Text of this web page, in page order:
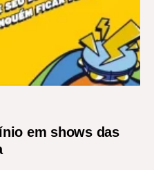
em shows das